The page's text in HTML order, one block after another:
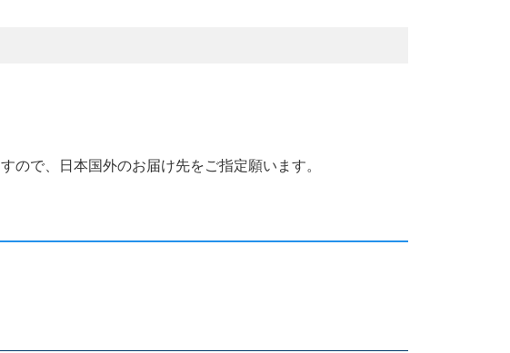
で、日本国外のお届け先をご指定願います。